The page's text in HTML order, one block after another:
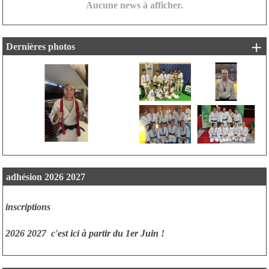
Aucune news à afficher.
Dernières photos +
adhésion 2026 2027
inscriptions
2026 2027 c'est ici à partir du 1er Juin !